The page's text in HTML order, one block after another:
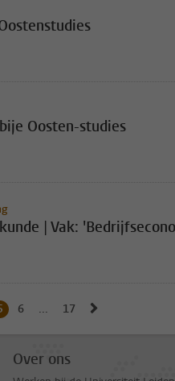
Oosten-studies
| Vak:
pagina 4
pagina
pagina
Huidige pagina, pagina
Naar pagina
6 ... Naar laatste pagina,
17
Over ons